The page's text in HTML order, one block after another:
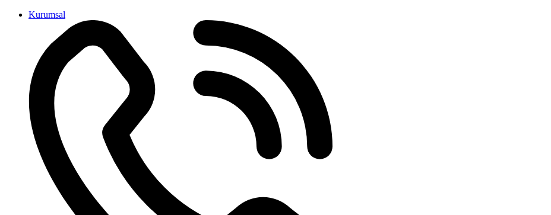
İçeriğeKurumsal